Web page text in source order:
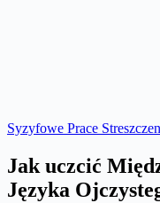
Syzyfowe Prace
Jak uczcić
Języka